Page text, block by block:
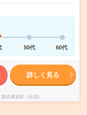
50代 60代
詳しく見る
造事業部（全国）